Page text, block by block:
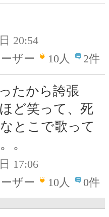
20:54
ザー
10人 2件
たから誇張
ど笑って、死
とこで歌って
。
17:06
ザー
10人 0件